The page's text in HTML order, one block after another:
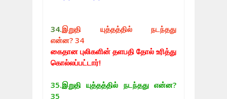
34.இறுதி யுத்தத்தில் நடந்தது
என்ன? 34
கைதான புலிகளின் தளபதி தோல் உரித்து
கொல்லப்பட்டார்!
35.இறுதி யுத்தத்தில் நடந்தது என்ன?
35